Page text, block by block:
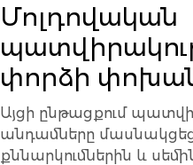
Մոլդովական
փորձի
նպատակով 🌟
Այցի ընթացքում
անդամները
քննարկումներին և